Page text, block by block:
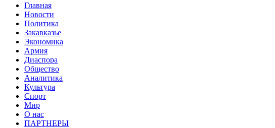
Главная
Новости
Политика
Закавказье
Экономика
Армия
Диаспора
Общество
Аналитика
Культура
Спорт
Мир
О нас
ПАРТНЕРЫ